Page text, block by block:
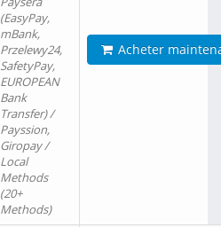
(EasyPay,
mBank,
Przelewy24,
SafetyPay,
EUROPEAN
Bank
Transfer) /
Payssion,
Giropay /
Local
Methods
(20+
Methods)
Acheter